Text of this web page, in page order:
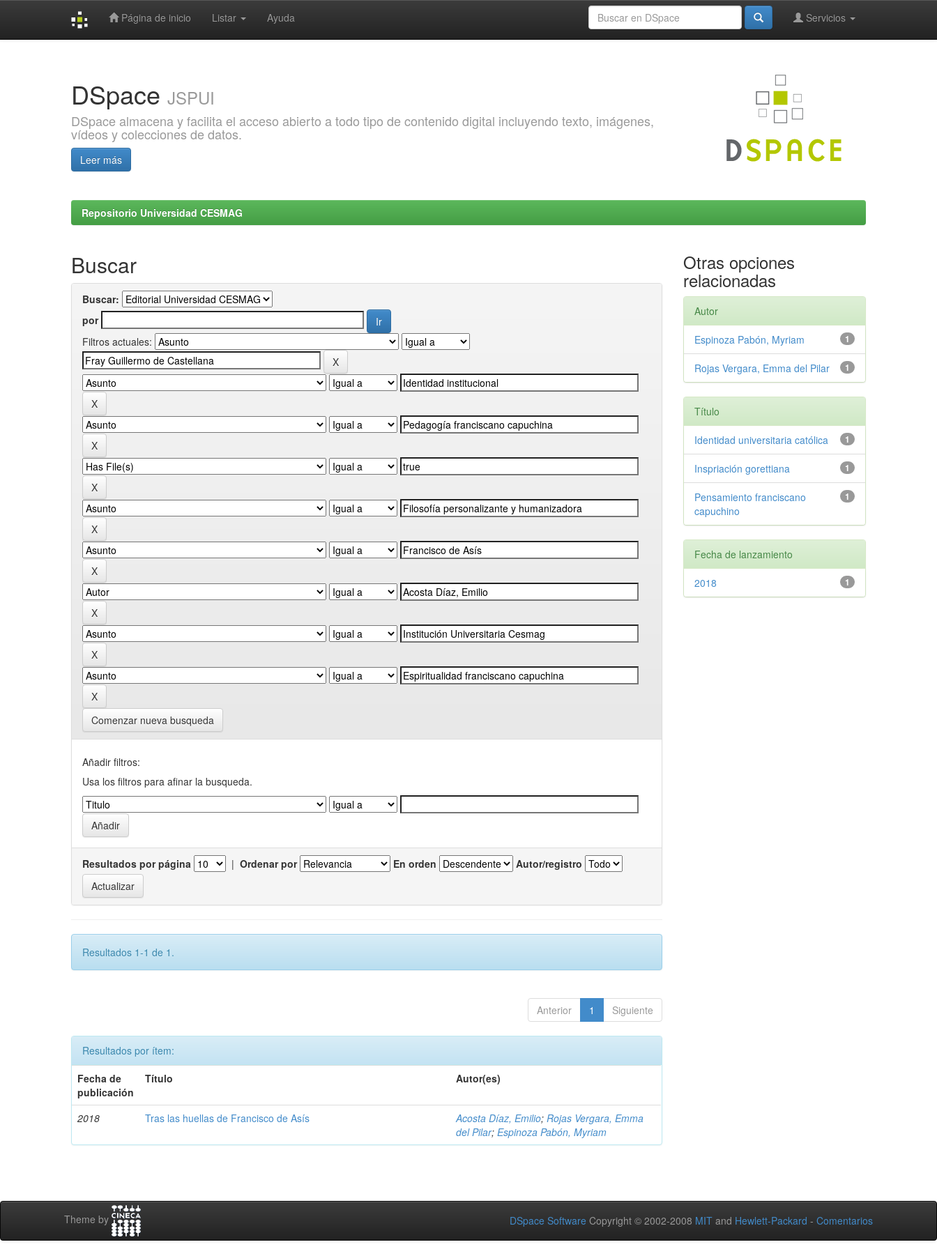
Página de inicio Listar Ayuda Servicios
DSpace JSPUI
DSpace almacena y facilita el acceso abierto a todo tipo de contenido digital incluyendo texto, imágenes,
vídeos y colecciones de datos.
Leer más
Repositorio Universidad CESMAG
Buscar
Buscar:
por
Filtros actuales:
Comenzar nueva busqueda
Añadir filtros:
Usa los filtros para afinar la busqueda.
Resultados por página | Ordenar por En orden Autor/registro
Resultados 1-1 de 1.
Anterior 1 Siguiente
Resultados por ítem:
Fecha de
publicación
Título Autor(es)
2018 Tras las huellas de Francisco de Asís Acosta Díaz, Emilio;Rojas Vergara, Emma
del Pilar;Espinoza Pabón, Myriam
Otras opciones
relacionadas
Autor
1
Espinoza Pabón, Myriam
1
Rojas Vergara, Emma del Pilar
Título
1
Identidad universitaria católica
1
Inspriación gorettiana
1
Pensamiento franciscano
capuchino
Fecha de lanzamiento
1
2018
Theme by DSpace Software Copyright © 2002-2008 MIT and Hewlett-Packard - Comentarios